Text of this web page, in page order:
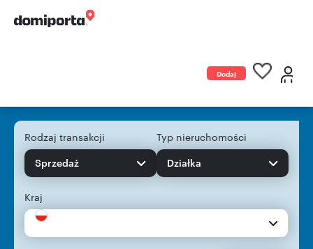
Dodaj
Rodzaj transakcji
Sprzedaż
Typ nieruchomości
Działka
Kraj